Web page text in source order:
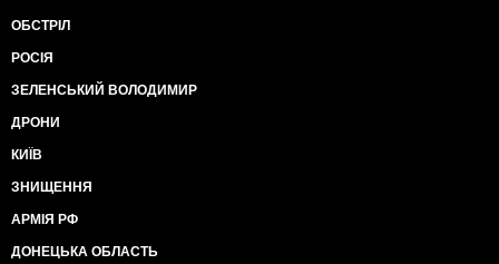
ОБСТРІЛ
РОСІЯ
ЗЕЛЕНСЬКИЙ ВОЛОДИМИР
ДРОНИ
КИЇВ
ЗНИЩЕННЯ
АРМІЯ РФ
ДОНЕЦЬКА ОБЛАСТЬ